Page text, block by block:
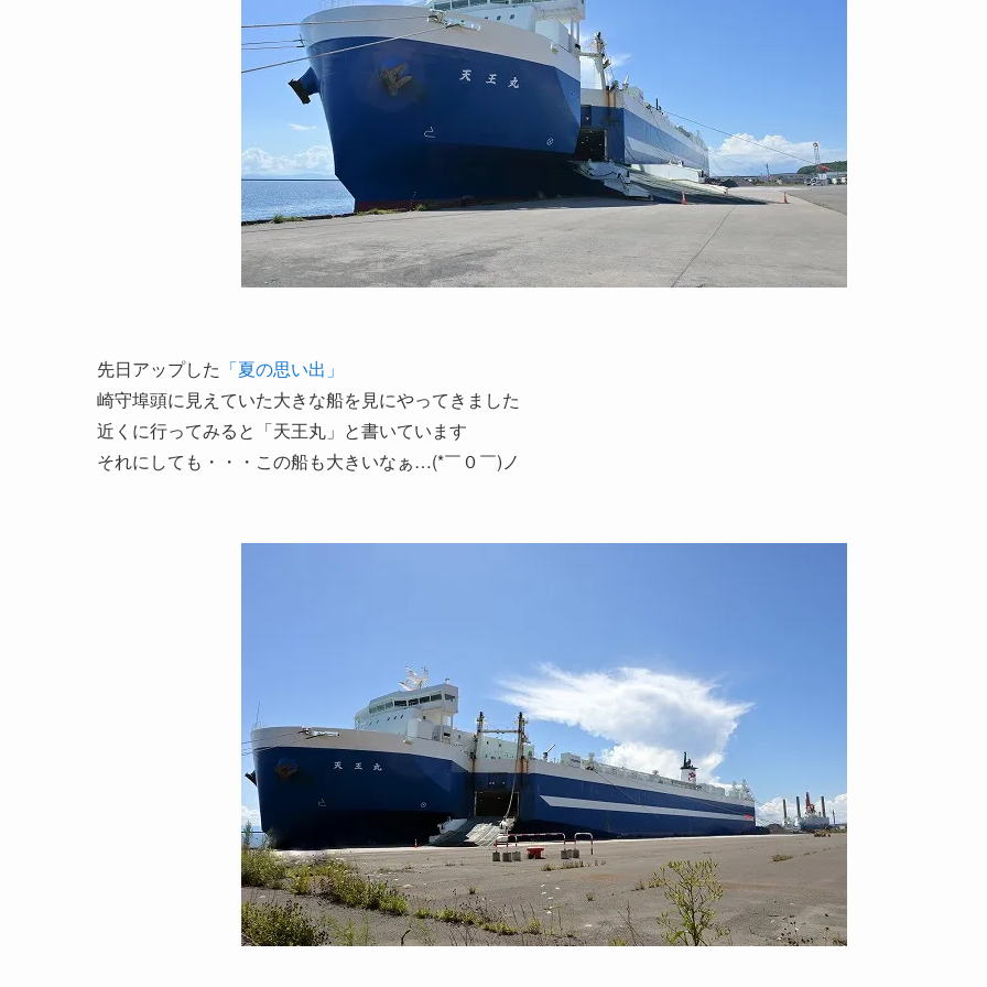
先日アップした 「夏の思い出」
崎守埠頭に見えていた大きな船を見にやってきました
近くに行ってみると「天王丸」と書いています
それにしても・・・この船も大きいなぁ…(*￣０￣)ノ